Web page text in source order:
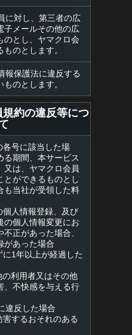
に対し、第三者の広
子メールその他の広
のとし、ヤマクロ会
のとします。
報保護法に違反する
のとします。
約の違反等につ
各号に該当した場
る期間、本サービス
又は、ヤマクロ会員
とができるものとし
も当社が受領した料
人情報登録、及び
の個人情報変更にお
正があった場合、
があった場合
1年以上が経過した
利用者又はその他
、不快感を与える行
違反した場合
するおそれのある